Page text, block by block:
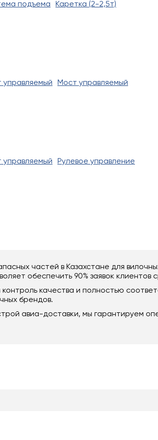
подъема Каретка (2-2,5т)
управляемый Мост управляемый
управляемый Рулевое управление
частей в Казахстане для
обеспечить 90% заявок клиентов
качества и полностью
брендов.
авиа-доставки, мы гарантируем